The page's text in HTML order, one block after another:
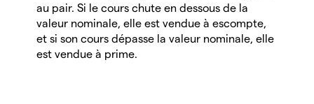
au pair. Si le cours chute en dessous de la
valeur nominale, elle est vendue à escompte,
et si son cours dépasse la valeur nominale, elle
est vendue à prime.